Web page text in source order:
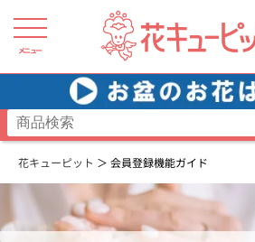
メニュー
花キューピット 会員登録機能ガイド